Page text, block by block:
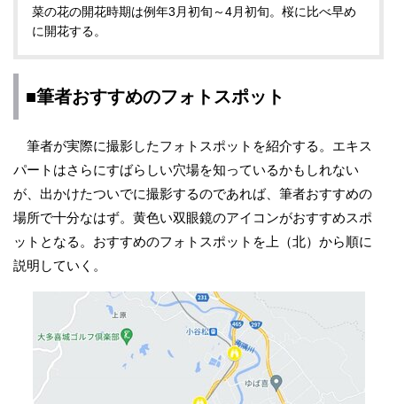
菜の花の開花時期は例年3月初旬～4月初旬。桜に比べ早め
に開花する。
■筆者おすすめのフォトスポット
筆者が実際に撮影したフォトスポットを紹介する。エキス
パートはさらにすばらしい穴場を知っているかもしれない
が、出かけたついでに撮影するのであれば、筆者おすすめの
場所で十分なはず。黄色い双眼鏡のアイコンがおすすめスポ
ットとなる。おすすめのフォトスポットを上（北）から順に
説明していく。